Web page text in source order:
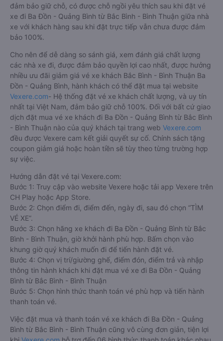
đảm bảo giữ chỗ, có được chỗ ngồi yêu thích sau khi đặt vé
xe đi Ba Đồn - Quảng Bình từ Bắc Bình - Bình Thuận giữa nhà
xe với khách hàng sau khi đặt trực tiếp vẫn chưa được đảm
bảo 100%.
Cho nên để dễ dàng so sánh giá, xem đánh giá chất lượng
các nhà xe đi, được đảm bảo quyền lợi cao nhất, được hưởng
nhiều ưu đãi giảm giá vé xe khách Bắc Bình - Bình Thuận Ba
Đồn - Quảng Bình, hành khách có thể đặt mua tại website
Vexere.com- Hệ thống đặt vé xe khách chất lượng, và uy tín
nhất tại Việt Nam, đảm bảo giữ chỗ 100%. Đối với bất cứ giao
dịch đặt mua vé xe khách đi Ba Đồn - Quảng Bình từ Bắc Bình
- Bình Thuận nào của quý khách tại trang web Vexere.com
đều được Vexere cam kết giải quyết sự cố. Chính sách tặng
coupon giảm giá hoặc hoàn tiền sẽ tùy theo từng trường hợp
sự việc.
Hướng dẫn đặt vé tại Vexere.com:
Bước 1: Truy cập vào website Vexere hoặc tải app Vexere trên
CH Play hoặc App Store.
Bước 2: Chọn điểm đi, điểm đến, ngày đi, sau đó chọn “TÌM
VÉ XE”.
Bước 3: Chọn hãng xe khách đi Ba Đồn - Quảng Bình từ Bắc
Bình - Bình Thuận, giờ khởi hành phù hợp. Bấm chọn vào
khung giờ quý khách muốn đi để tiến hành đặt vé.
Bước 4: Chọn vị trí/giường ghế, điểm đón, điểm trả và nhập
thông tin hành khách khi đặt mua vé xe đi Ba Đồn - Quảng
Bình từ Bắc Bình - Bình Thuận
Bước 5: Chọn hình thức thanh toán vé phù hợp và tiến hành
thanh toán vé.
Việc đặt mua và thanh toán vé xe khách đi Ba Đồn - Quảng
Bình từ Bắc Bình - Bình Thuận cũng vô cùng đơn giản, tiện lợi